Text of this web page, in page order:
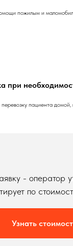
пожилым и
при
пациента домой,
- оператор
по
Узнать